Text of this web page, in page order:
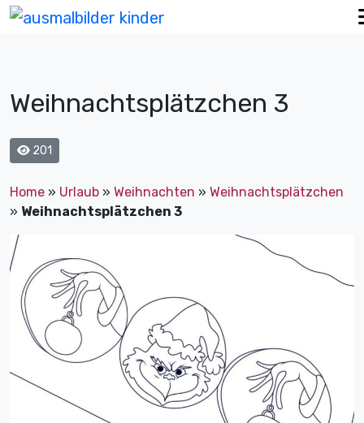
Weihnachtsplätzchen 3
201
Home » Urlaub » Weihnachten » Weihnachtsplätzchen
» Weihnachtsplätzchen 3